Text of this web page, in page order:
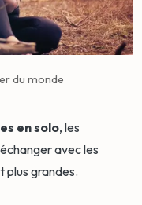
du monde
en solo, les
avec les
plus grandes.